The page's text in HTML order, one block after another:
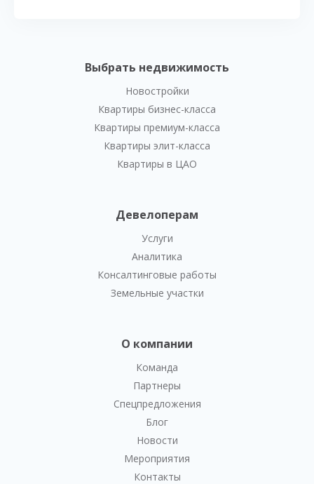
Выбрать недвижимость
Новостройки
Квартиры бизнес-класса
Квартиры премиум-класса
Квартиры элит-класса
Квартиры в ЦАО
Девелоперам
Услуги
Аналитика
Консалтинговые работы
Земельные участки
О компании
Команда
Партнеры
Спецпредложения
Блог
Новости
Мероприятия
Контакты